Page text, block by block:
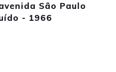
São Paulo
- 1966